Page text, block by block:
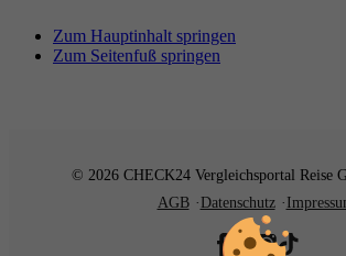
Zum Hauptinhalt springen
Zum Seitenfuß springen
© 2026 CHECK24 Vergleichsportal Reise
AGB
Datenschutz